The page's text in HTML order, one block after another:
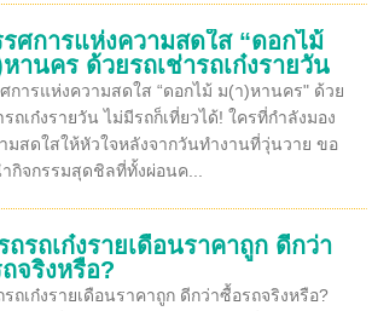
ศการแห่งความสดใส “ดอกไม้
านคร ด้วยรถเช่ารถเก๋งรายวัน
การแห่งความสดใส “ดอกไม้ ม(า)หานคร" ด้วย
รถเก๋งรายวัน ไม่มีรถก็เที่ยวได้! ใครที่กำลังมอง
มสดใสให้หัวใจหลังจากวันทำงานที่วุ่นวาย ขอ
กิจกรรมสุดชิลที่ทั้งผ่อนค...
ถรถเก๋งรายเดือนราคาถูก ดีกว่า
จริงหรือ?
รถเก๋งรายเดือนราคาถูก ดีกว่าซื้อรถจริงหรือ?